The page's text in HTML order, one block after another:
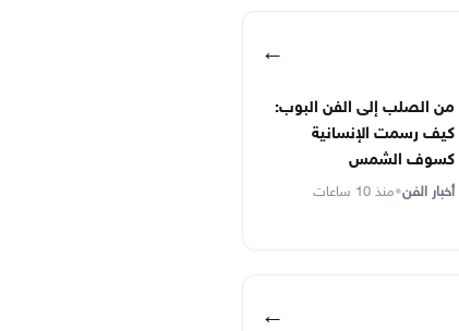
←
من الصلب إلى الفن البوب:
كيف رسمت الإنسانية
كسوف الشمس
أخبار الفن•منذ 10 ساعات
←